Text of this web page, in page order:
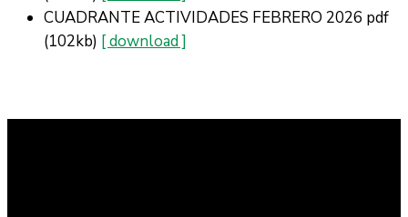
CUADRANTE ACTIVIDADES FEBRERO 2026 pdf
(102kb) [ download ]